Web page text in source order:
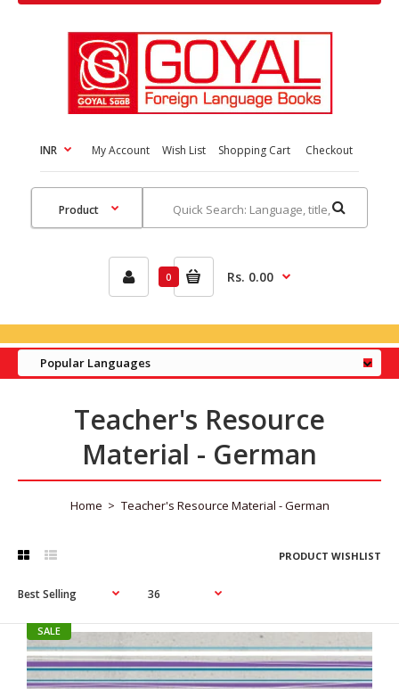
INR My Account Wish List Shopping Cart Checkout
0 Rs. 0.00
Popular Languages
Teacher's Resource
Material - German
Home Teacher's Resource Material - German
PRODUCT WISHLIST
SALE
SALE